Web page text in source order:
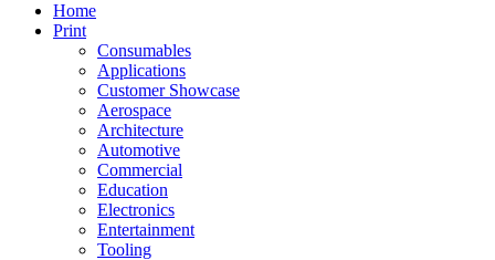
Home
Print
Consumables
Applications
Customer Showcase
Aerospace
Architecture
Automotive
Commercial
Education
Electronics
Entertainment
Tooling